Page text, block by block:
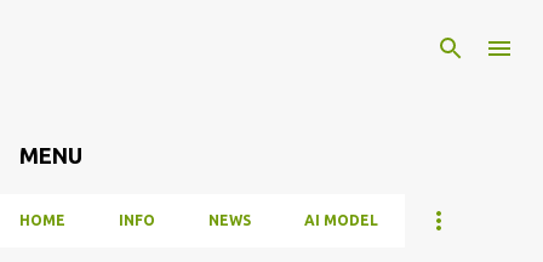
MENU
HOME INFO NEWS AI MODEL